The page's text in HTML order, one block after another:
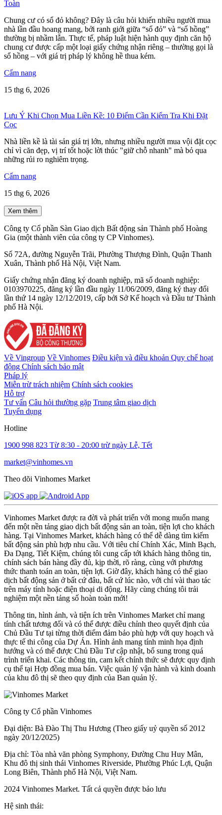
Toàn
Chung cư có sổ đỏ không? Đây là câu hỏi khiến nhiều người mua
nhà lần đầu hoang mang, bởi ranh giới giữa “sổ đỏ” và “sổ hồng”
thường bị nhầm lẫn. Thực tế, pháp luật hiện hành quy định căn hộ
chung cư được cấp một loại giấy chứng nhận riêng – thường gọi là
sổ hồng – với giá trị pháp lý không hề thua kém.
Cẩm nang
15 thg 6, 2026
Lưu Ý Khi Chọn Mua Liền Kề: 10 Điểm Cần Kiểm Tra Khi Đặt
Cọc
Nhà liền kề là tài sản giá trị lớn, nhưng nhiều người mua vội đặt cọc
chỉ vì căn đẹp, vị trí tốt hoặc lời thúc "giữ chỗ nhanh" mà bỏ qua
những rủi ro nghiêm trọng.
Cẩm nang
15 thg 6, 2026
Xem thêm
Công ty Cổ phần Sàn Giao dịch Bất động sản Thành phố Hoàng
Gia (một thành viên của công ty CP Vinhomes).
Số 72A, đường Nguyễn Trãi, Phường Thượng Đình, Quận Thanh
Xuân, Thành phố Hà Nội, Việt Nam.
Giấy chứng nhận đăng ký doanh nghiệp, mã số doanh nghiệp:
0103970225, đăng ký lần đầu ngày 11/06/2009, đăng ký thay đổi
lần thứ 14 ngày 12/12/2019, cấp bởi Sở Kế hoạch và Đầu tư Thành
phố Hà Nội.
Về Vingroup Về Vinhomes Điều kiện và điều khoản Quy chế hoạt
động Chính sách bảo mật
Pháp lý
Miễn trừ trách nhiệm Chính sách cookies
Hỗ trợ
Tư vấn Câu hỏi thường gặp Trung tâm giao dịch
Tuyển dụng
Hotline
1900 998 823 Từ 8:30 - 20:00 trừ ngày Lễ, Tết
market@vinhomes.vn
Theo dõi Vinhomes Market
Vinhomes Market được ra đời và phát triển với mong muốn mang
đến một nền tảng giao dịch bất động sản an toàn, tiện lợi cho khách
hàng. Tại Vinhomes Market, khách hàng có thể dễ dàng tìm kiếm
bất động sản phù hợp nhu cầu. Với tiêu chí Chính Xác, Minh Bạch,
Đa Dạng, Tiết Kiệm, chúng tôi cung cấp tới khách hàng thông tin,
chính sách bán hàng đầy đủ, kịp thời, rõ ràng, cùng với phương
thức thanh toán an toàn, tiện lợi. Giờ đây, khách hàng có thể giao
dịch bất động sản ở bất cứ đâu, bất cứ lúc nào, với chỉ vài thao tác
trên máy tính hoặc điện thoại di động. Hãy cùng chúng tôi trải
nghiệm một nền tảng số hoàn toàn mới!
Thông tin, hình ảnh, và tiện ích trên Vinhomes Market chỉ mang
tính chất tương đối và có thể được điều chỉnh theo quyết định của
Chủ Đầu Tư tại từng thời điểm đảm bảo phù hợp với quy hoạch và
thực tế thi công của Dự Án. Hình ảnh mang tính minh họa định
hướng và có thể được Chủ Đầu Tư cập nhật, bổ sung trong quá
trình triển khai. Các thông tin, cam kết chính thức sẽ được quy định
cụ thể tại Hợp đồng mua bán. Việc quản lý vận hành và kinh doanh
của khu đô thị sẽ theo quy định của Ban quản lý.
Công ty Cổ phần Vinhomes
Đại diện: Bà Đào Thị Thu Hương (Theo giấy uỷ quyền số 2012
ngày 20/12/2025)
Địa chỉ: Tòa nhà văn phòng Symphony, Đường Chu Huy Mân,
Khu đô thị sinh thái Vinhomes Riverside, Phường Phúc Lợi, Quận
Long Biên, Thành phố Hà Nội, Việt Nam.
2024 Vinhomes Market. Tất cả quyền được bảo lưu
Hệ sinh thái: